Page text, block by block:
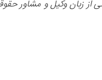
از زبان وکیل و مشاور